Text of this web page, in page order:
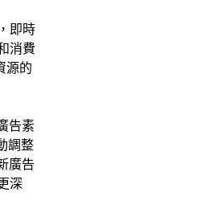
即時
消費
源的
告素
調整
廣告
深